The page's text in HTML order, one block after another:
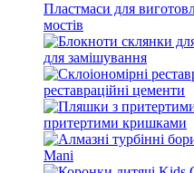
Пластмаси для
мостів
для замішування
реставраційні цементи
притертими кришками
Mani